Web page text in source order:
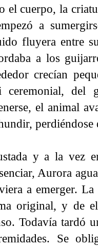
el cuerpo, la
a
fluyera entre
a los
crecían
ceremonial, del
el animal
perdiéndose
y a la vez
Aurora
a emerger.
original, y de
Todavía tardó
Se